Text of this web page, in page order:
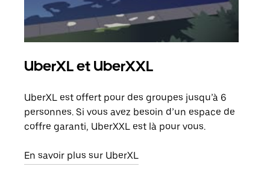
UberXL et UberXXL
UberXL est offert pour des groupes jusqu’à 6
personnes. Si vous avez besoin d’un espace de
coffre garanti, UberXXL est là pour vous.
En savoir plus sur UberXL